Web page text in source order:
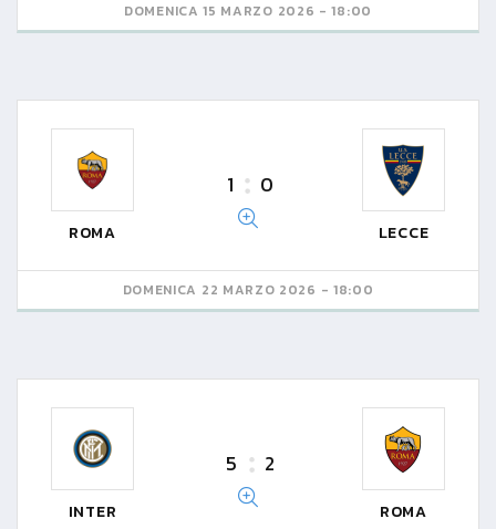
DOMENICA 15 MARZO 2026 - 18:00
ROMA
1 0
LECCE
DOMENICA 22 MARZO 2026 - 18:00
INTER
5 2
ROMA